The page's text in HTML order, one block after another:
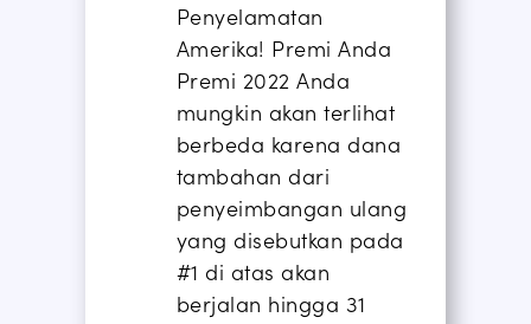
Penyelamatan
Amerika! Premi Anda
Premi 2022 Anda
mungkin akan terlihat
berbeda karena dana
tambahan dari
penyeimbangan ulang
yang disebutkan pada
#1 di atas akan
berjalan hingga 31